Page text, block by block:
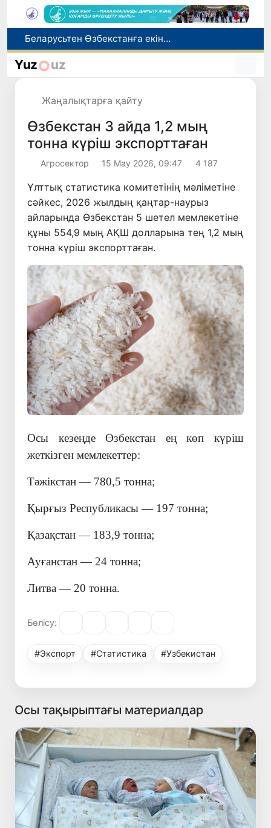
Адам саудасынан зардап шеккен азаматтар әлеуметтік қызметтермен қамтылады
Тарихи күн: Өзбекстанның «Самарқант-2028» жасанды серігі орбитаға сәтті шығарылды
Yuz uz
Жаңалықтарға қайту
Өзбекстан 3 айда 1,2 мың
тонна күріш экспорттаған
Агросектор 15 Мау 2026, 09:47 4 187
Ұлттық статистика комитетінің мәліметіне
сәйкес, 2026 жылдың қаңтар-наурыз
айларында Өзбекстан 5 шетел мемлекетіне
құны 554,9 мың АҚШ долларына тең 1,2 мың
тонна күріш экспорттаған.
Осы кезеңде Өзбекстан ең көп күріш
жеткізген мемлекеттер:
Тәжікстан — 780,5 тонна;
Қырғыз Республикасы — 197 тонна;
Қазақстан — 183,9 тонна;
Ауғанстан — 24 тонна;
Литва — 20 тонна.
Бөлісу:
#Экспорт #Статистика #Узбекистан
Осы тақырыптағы материалдар